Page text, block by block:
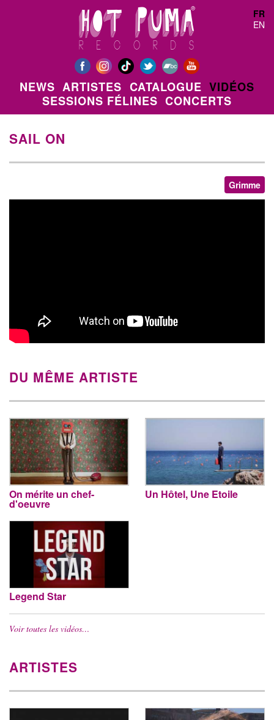
FR
EN
NEWS ARTISTES CATALOGUE VIDÉOS
SESSIONS FÉLINES CONCERTS
SAIL ON
Grimme
DU MÊME ARTISTE
On mérite un chef-
d'oeuvre
Un Hôtel, Une Etoile
Legend Star
Voir toutes les vidéos…
ARTISTES